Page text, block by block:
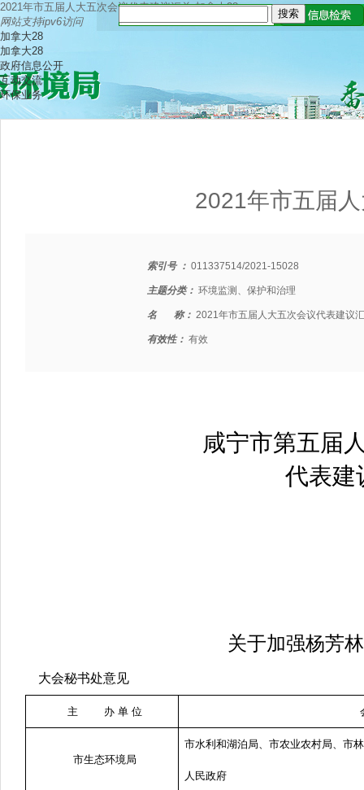
2021年市五届人大五次会议代表建议汇总-加拿大28
网站支持ipv6访问
加拿大28
加拿大28
政府信息公开
互动交流
环保业务
2021年市五届
索引号 ： 011337514/2021-15028
主题分类： 环境监测、保护和治理
名 称： 2021年市五届人大五次会议代表建议
有效性： 有效
咸宁市第五届
代表建
关于加强杨芳
大会秘书处意见
主 办 单 位
市生态环境局
市水利和湖泊局、市农业农村局、市
人民政府